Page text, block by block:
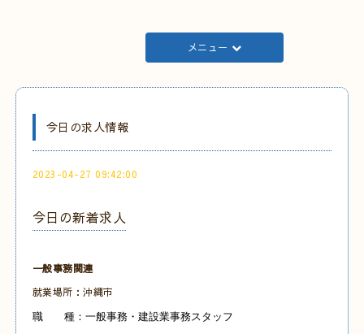
メニュー
今日の求人情報
2023-04-27 09:42:00
今日の新着求人
一般事務関連
就業場所：沖縄市
職 種：一般事務・建設業事務スタッフ